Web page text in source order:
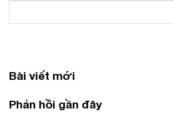
Bài viết mới
Phản hồi gần đây